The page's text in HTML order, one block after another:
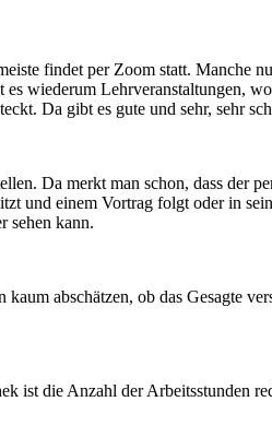
findet per Zoom statt. Manche
wiederum Lehrveranstaltungen,
Da gibt es gute und sehr, sehr
Da merkt man schon, dass der
und einem Vortrag folgt oder in
sehen kann.
abschätzen, ob das Gesagte
die Anzahl der Arbeitsstunden